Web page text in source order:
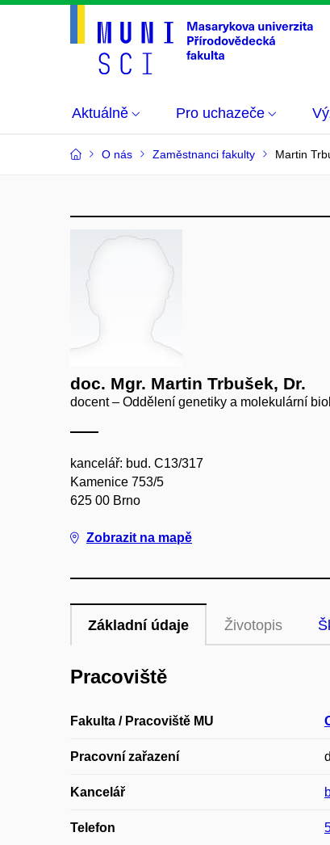
Aktuálně Pro uchazeče
O nás Zaměstnanci fakulty Martin
doc. Mgr. Martin Trbušek, Dr.
docent – Oddělení genetiky a molekulární
kancelář: bud. C13/317
Kamenice 753/5
625 00 Brno
Zobrazit na mapě
Základní údaje Životopis
Pracoviště
Fakulta / Pracoviště MU
Pracovní zařazení
Kancelář
Telefon